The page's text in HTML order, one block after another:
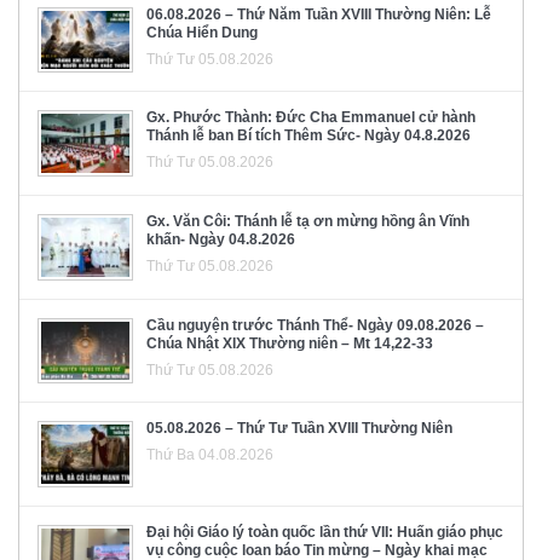
06.08.2026 – Thứ Năm Tuần XVIII Thường Niên: Lễ
Chúa Hiển Dung
Thứ Tư 05.08.2026
Gx. Phước Thành: Đức Cha Emmanuel cử hành
Thánh lễ ban Bí tích Thêm Sức- Ngày 04.8.2026
Thứ Tư 05.08.2026
Gx. Văn Côi: Thánh lễ tạ ơn mừng hồng ân Vĩnh
khấn- Ngày 04.8.2026
Thứ Tư 05.08.2026
Cầu nguyện trước Thánh Thể- Ngày 09.08.2026 –
Chúa Nhật XIX Thường niên – Mt 14,22-33
Thứ Tư 05.08.2026
05.08.2026 – Thứ Tư Tuần XVIII Thường Niên
Thứ Ba 04.08.2026
Đại hội Giáo lý toàn quốc lần thứ VII: Huấn giáo phục
vụ công cuộc loan báo Tin mừng – Ngày khai mạc